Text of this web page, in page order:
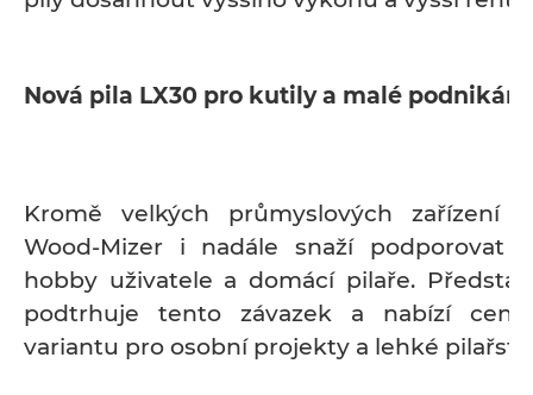
Nová pila LX30 pro kutily a malé podnikání
Kromě velkých průmyslových zařízení
Wood-Mizer i nadále snaží podporovat
hobby uživatele a domácí pilaře.
podtrhuje tento závazek a nabízí
variantu pro osobní projekty a lehké